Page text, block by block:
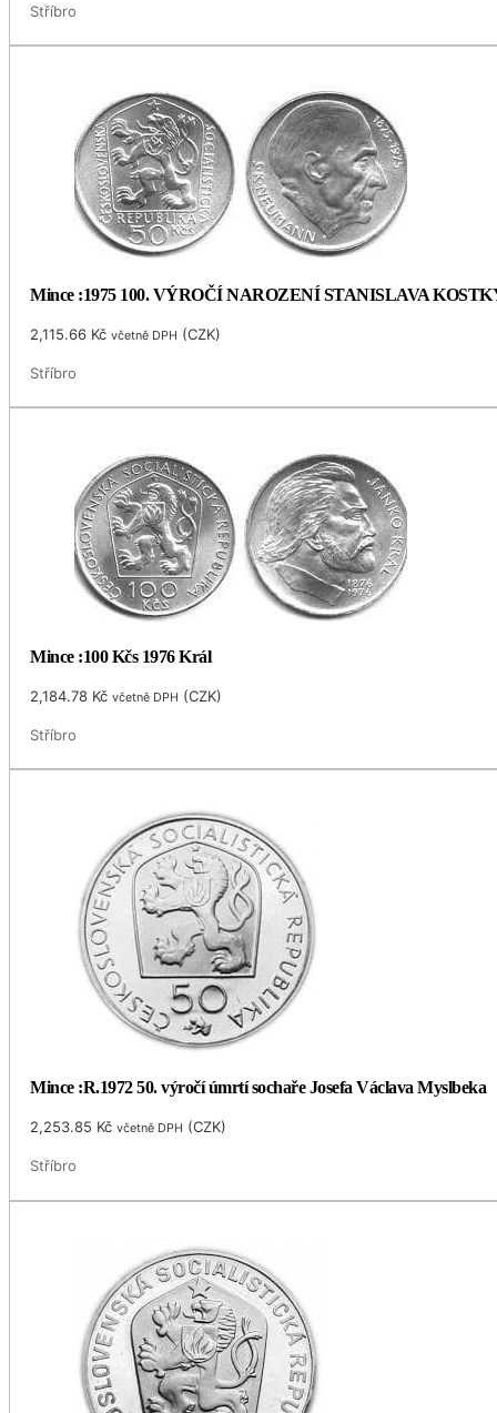
Stříbro
Mince :1975 100. VÝROČÍ NAROZENÍ STANISLAVA
2,115.66 Kč včetně DPH (CZK)
Stříbro
Mince :100 Kčs 1976 Král
2,184.78 Kč včetně DPH (CZK)
Stříbro
Mince :R.1972 50. výročí úmrtí sochaře Josefa Václava Myslbeka
2,253.85 Kč včetně DPH (CZK)
Stříbro